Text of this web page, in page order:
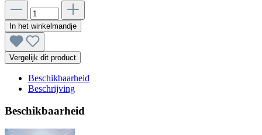
In het winkelmandje
Vergelijk dit product
Beschikbaarheid
Beschrijving
Beschikbaarheid